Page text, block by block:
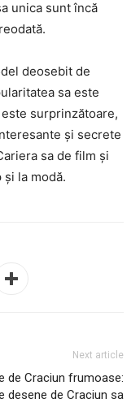
unica sunt încă
deosebit de
sa este
surprinzătoare,
și secrete
sa de film și
la modă.
Next article
de Craciun frumoase:
desene de Craciun sa